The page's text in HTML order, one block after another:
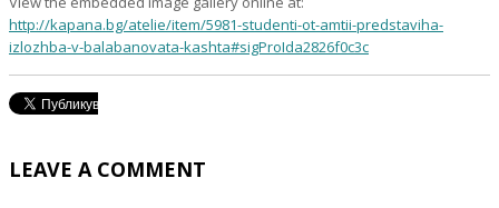
http://kapana.bg/atelie/item/5981-studenti-ot-amtii-predstaviha-
izlozhba-v-balabanovata-kashta#sigProIda2826f0c3c
LEAVE A COMMENT